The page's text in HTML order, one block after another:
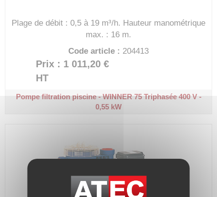
Plage de débit : 0,5 à 19 m³/h. Hauteur manométrique
max. : 16 m.
Code article : 204413
Prix : 1 011,20 €
HT
Pompe filtration piscine - WINNER 75Triphasée 400 V -
0,55 kW